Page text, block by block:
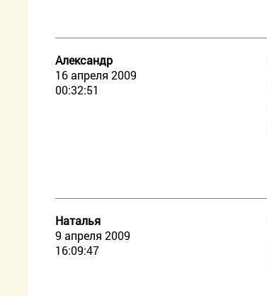
Александр
16 апреля 2009
00:32:51
Наталья
9 апреля 2009
16:09:47